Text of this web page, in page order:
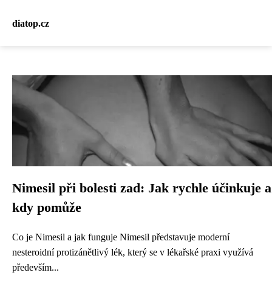
diatop.cz
Nimesil při bolesti zad: Jak rychle účinkuje a
kdy pomůže
Co je Nimesil a jak funguje Nimesil představuje moderní
nesteroidní protizánětlivý lék, který se v lékařské praxi využívá
především...